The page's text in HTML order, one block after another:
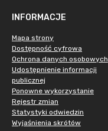
INFORMACJE
Mapa strony
Dostępność cyfrowa
Ochrona danych osobowych
Udostępnienie informacji
publicznej
Ponowne wykorzystanie
Rejestr zmian
Statystyki odwiedzin
Wyjaśnienia skrótów